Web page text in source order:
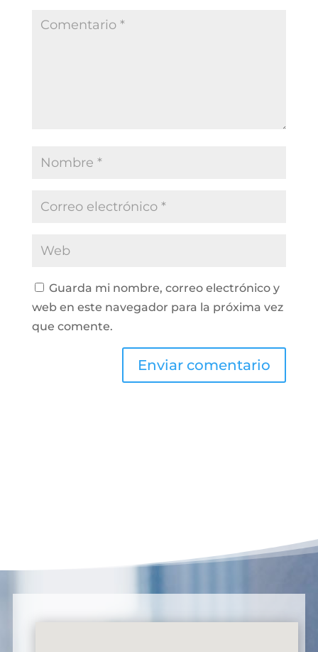
Guarda mi nombre, correo electrónico y
web en este navegador para la próxima vez
que comente.